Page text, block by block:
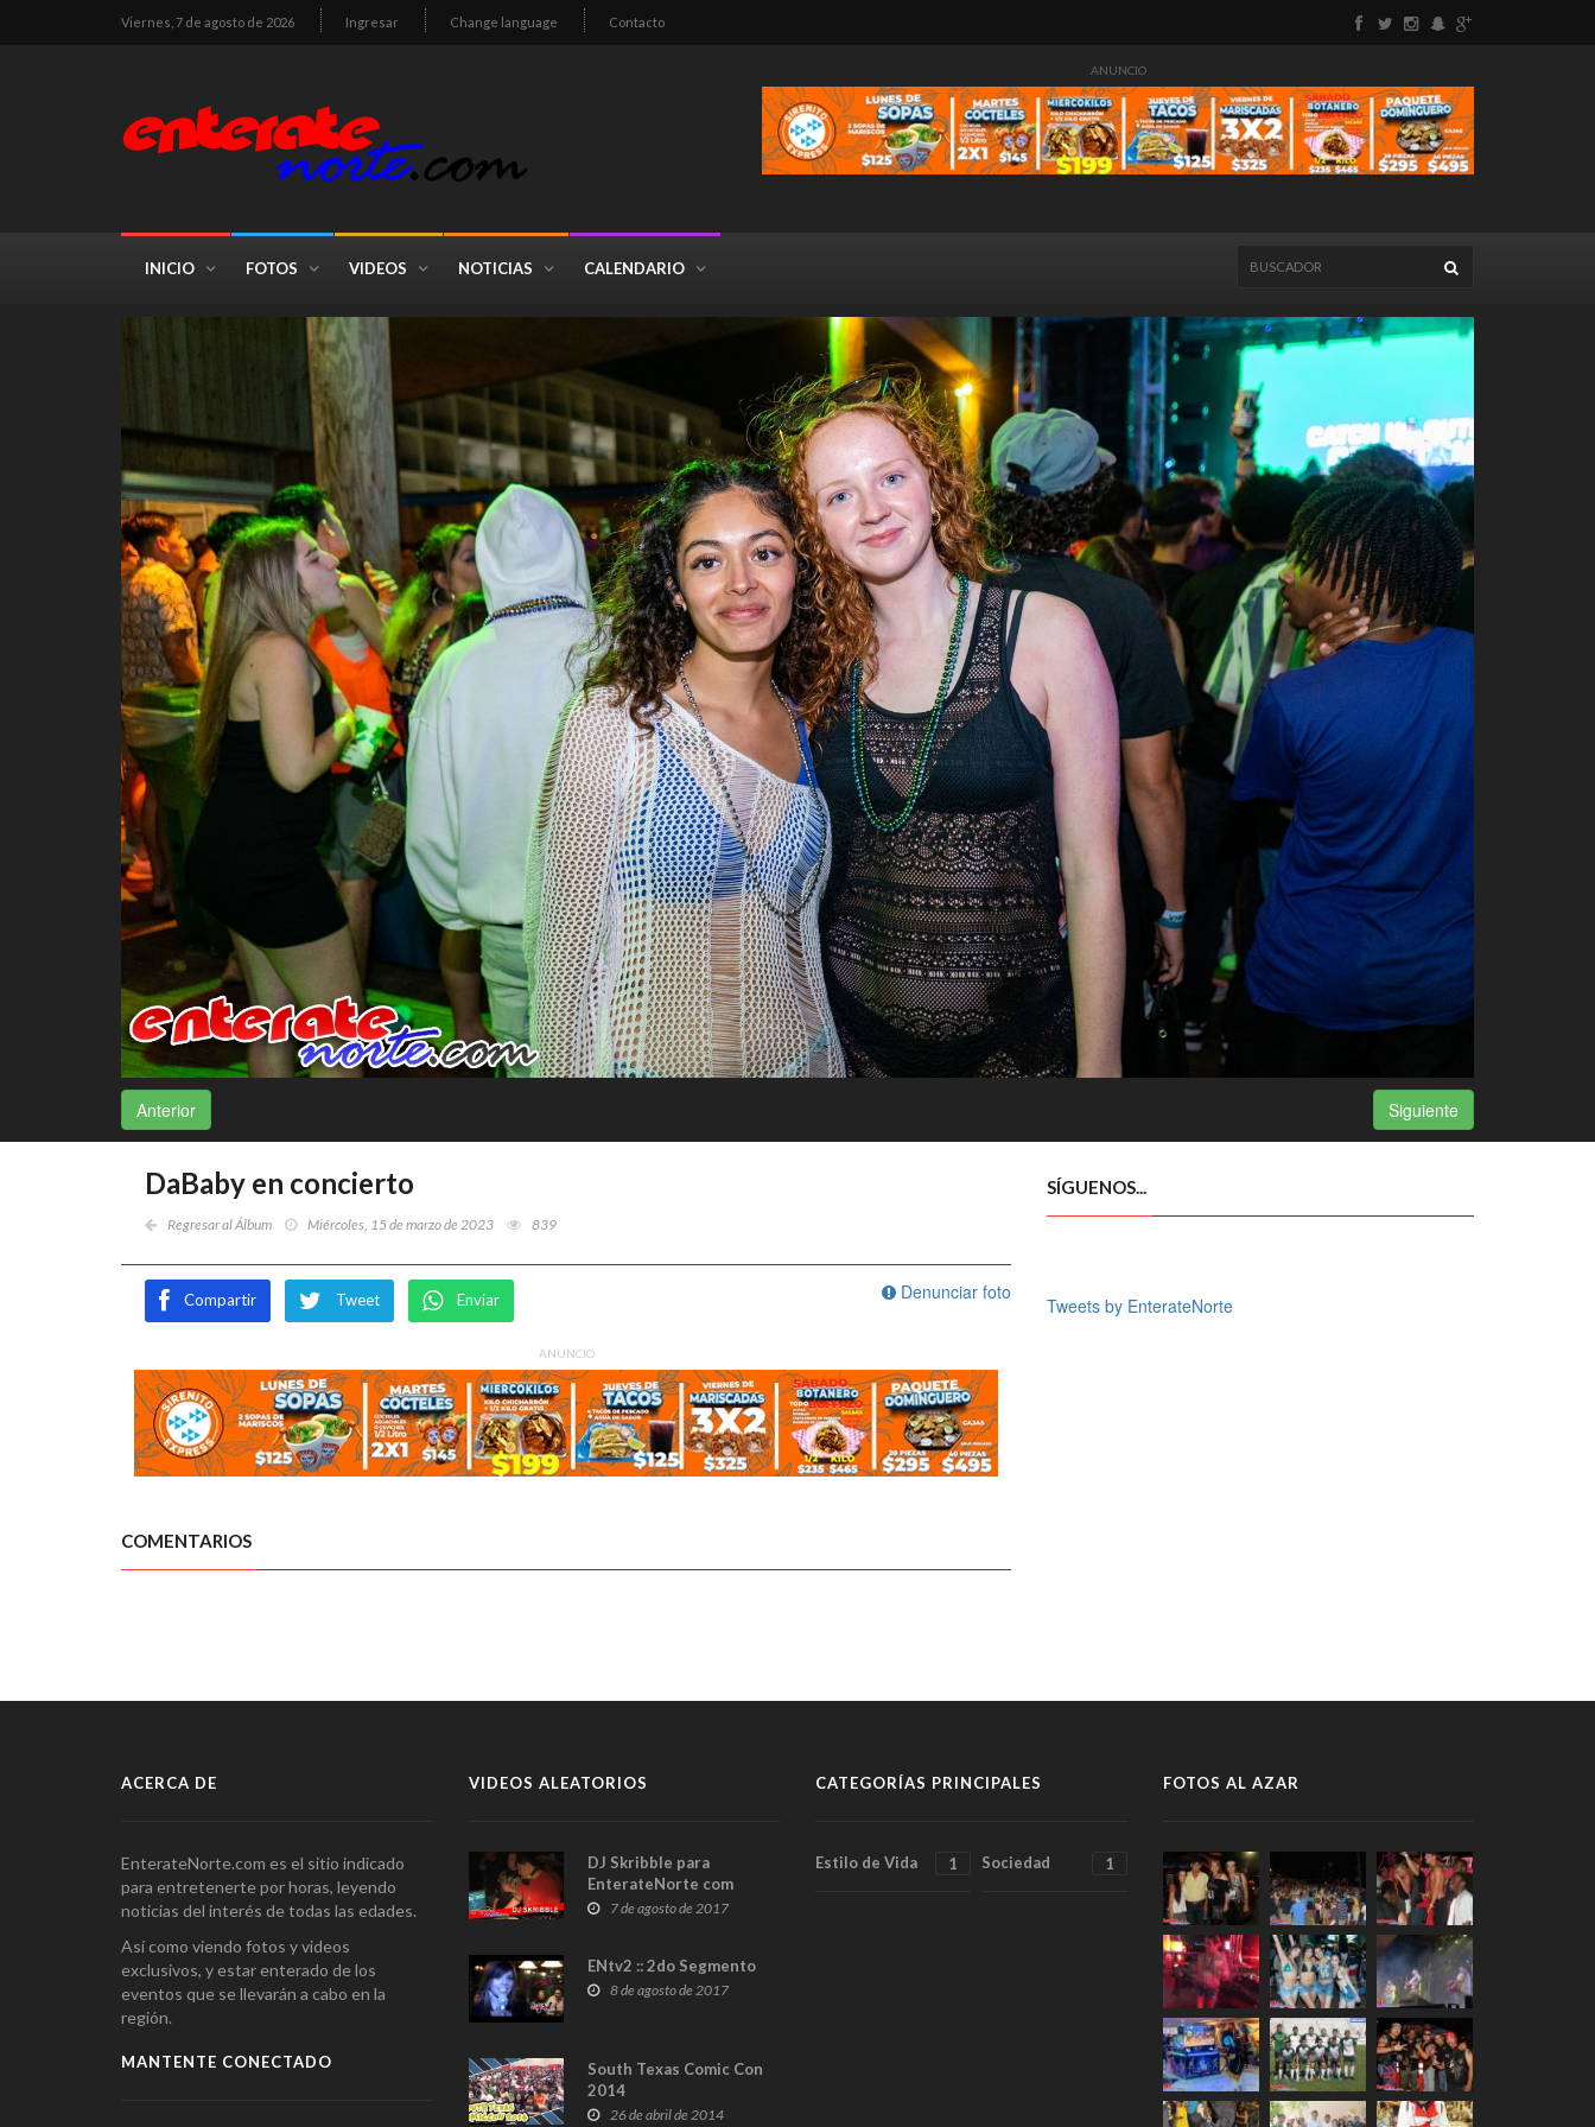
Viernes, 7 de agosto de 2026 Ingresar Change language Contacto
ANUNCIO
INICIO FOTOS VIDEOS NOTICIAS CALENDARIO
Anterior Siguiente
DaBaby en concierto
Regresar al Álbum Miércoles, 15 de marzo de 2023 839
Denunciar foto
Compartir Tweet Enviar
ANUNCIO
COMENTARIOS
SÍGUENOS...
Tweets by EnterateNorte
ACERCA DE
EnterateNorte.com es el sitio indicado
para entretenerte por horas, leyendo
noticias del interés de todas las edades.
Así como viendo fotos y videos
exclusivos, y estar enterado de los
eventos que se llevarán a cabo en la
región.
MANTENTE CONECTADO
VIDEOS ALEATORIOS
DJ Skribble para
EnterateNorte com
7 de agosto de 2017
ENtv2 :: 2do Segmento
8 de agosto de 2017
South Texas Comic Con
2014
26 de abril de 2014
CATEGORÍAS PRINCIPALES
Estilo de Vida 1 Sociedad 1
FOTOS AL AZAR